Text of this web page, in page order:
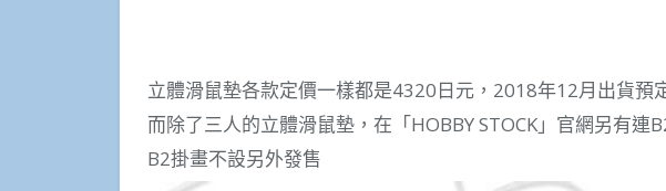
立體滑鼠墊各款定價一樣都是4320日元，2018年12月出貨預
而除了三人的立體滑鼠墊，在「HOBBY STOCK」官網另有連
B2掛畫不設另外發售